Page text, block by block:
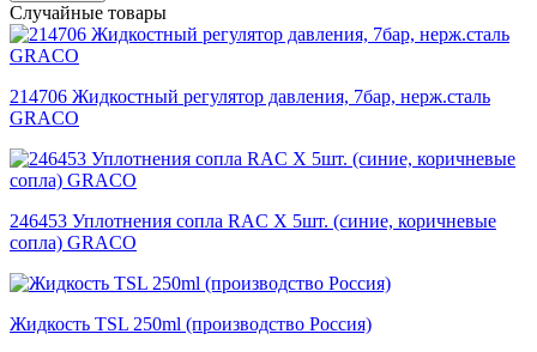
Случайные товары
214706 Жидкостный регулятор давления, 7бар, нерж.сталь
GRACO
246453 Уплотнения сопла RAC X 5шт. (синие, коричневые
сопла) GRACO
Жидкость TSL 250ml (производство Россия)